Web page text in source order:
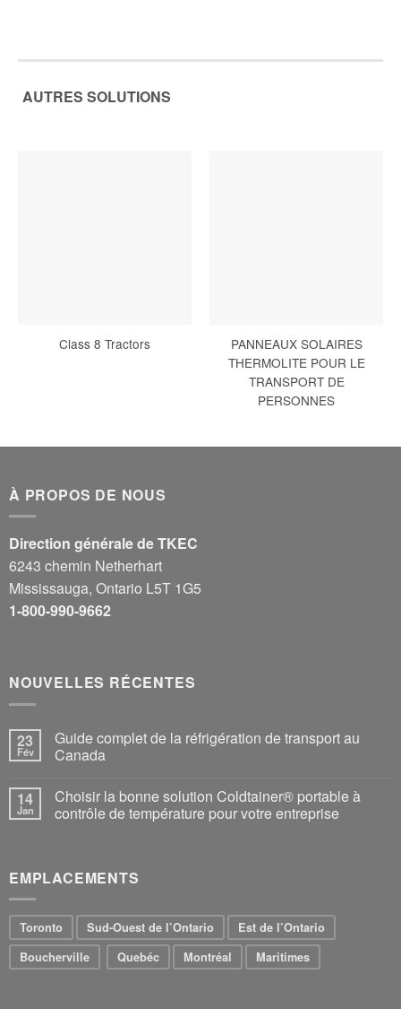
AUTRES SOLUTIONS
Class 8 Tractors
PANNEAUX SOLAIRES
THERMOLITE POUR LE
TRANSPORT DE
PERSONNES
À PROPOS DE NOUS
Direction générale de TKEC
6243 chemin Netherhart
Mississauga, Ontario L5T 1G5
1-800-990-9662
NOUVELLES RÉCENTES
23
Fév
Guide complet de la réfrigération de transport au
Canada
14
Jan
Choisir la bonne solution Coldtainer® portable à
contrôle de température pour votre entreprise
EMPLACEMENTS
Toronto Sud-Ouest de l’Ontario
Est de l’Ontario
Boucherville
Quebéc Montréal Maritimes